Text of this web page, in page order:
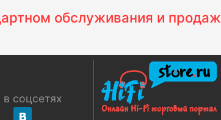
обслуживания и продаж
соцсетях